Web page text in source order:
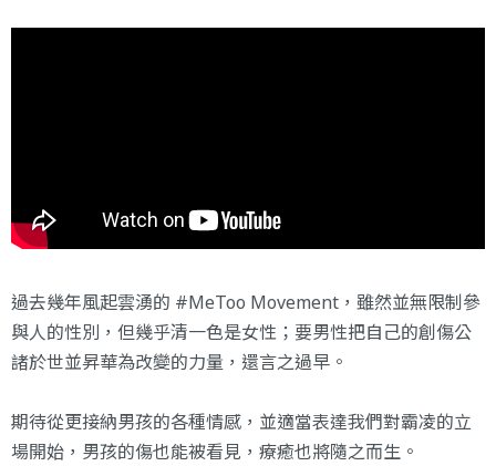
過去幾年風起雲湧的 #MeToo Movement，雖然並無限制參
與人的性別，但幾乎清一色是女性；要男性把自己的創傷公
諸於世並昇華為改變的力量，還言之過早。
期待從更接納男孩的各種情感，並適當表達我們對霸凌的立
場開始，男孩的傷也能被看見，療癒也將隨之而生。